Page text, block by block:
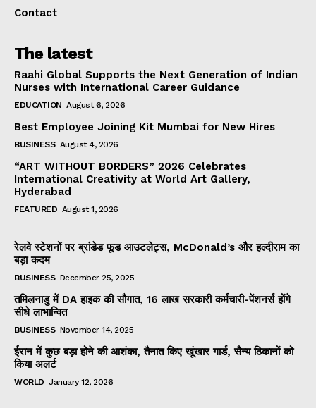
Contact
The latest
Raahi Global Supports the Next Generation of Indian
Nurses with International Career Guidance
EDUCATION August 6, 2026
Best Employee Joining Kit Mumbai for New Hires
BUSINESS August 4, 2026
“ART WITHOUT BORDERS” 2026 Celebrates
International Creativity at World Art Gallery,
Hyderabad
FEATURED August 1, 2026
रेलवे स्टेशनों पर ब्रांडेड फूड आउटलेट्स, McDonald’s और हल्दीराम का
बड़ा कदम
BUSINESS December 25, 2025
तमिलनाडु में DA हाइक की सौगात, 16 लाख सरकारी कर्मचारी-पेंशनर्स होंगे
सीधे लाभान्वित
BUSINESS November 14, 2025
ईरान में कुछ बड़ा होने की आशंका, तैनात किए खूंखार गार्ड, सैन्य ठिकानों को
किया अलर्ट
WORLD January 12, 2026